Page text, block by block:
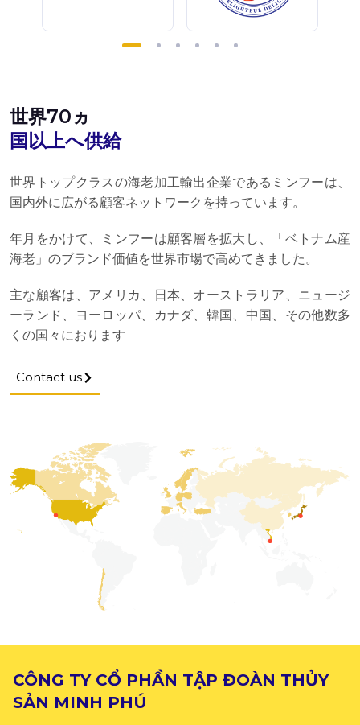
世界70ヵ
国以上へ供給
世界トップクラスの海老加工輸出企業であるミンフーは、
国内外に広がる顧客ネットワークを持っています。
年月をかけて、ミンフーは顧客層を拡大し、「ベトナム産
海老」のブランド価値を世界市場で高めてきました。
主な顧客は、アメリカ、日本、オーストラリア、ニュージ
ーランド、ヨーロッパ、カナダ、韓国、中国、その他数多
くの国々におります
Contact us
CÔNG TY CỔ PHẦN TẬP ĐOÀN THỦY
SẢN MINH PHÚ